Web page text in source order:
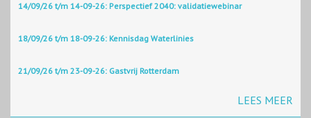
14/09/26 t/m 14-09-26: Perspectief 2040: validatiewebinar
18/09/26 t/m 18-09-26: Kennisdag Waterlinies
21/09/26 t/m 23-09-26: Gastvrij Rotterdam
LEES MEER